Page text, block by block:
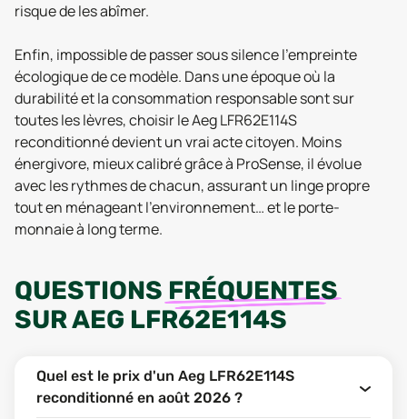
risque de les abîmer.
Enfin, impossible de passer sous silence l’empreinte
écologique de ce modèle. Dans une époque où la
durabilité et la consommation responsable sont sur
toutes les lèvres, choisir le Aeg LFR62E114S
reconditionné devient un vrai acte citoyen. Moins
énergivore, mieux calibré grâce à ProSense, il évolue
avec les rythmes de chacun, assurant un linge propre
tout en ménageant l’environnement… et le porte-
monnaie à long terme.
QUESTIONS FRÉQUENTES
SURAEG LFR62E114S
Quel est le prix d'un Aeg LFR62E114S
reconditionné en août 2026 ?